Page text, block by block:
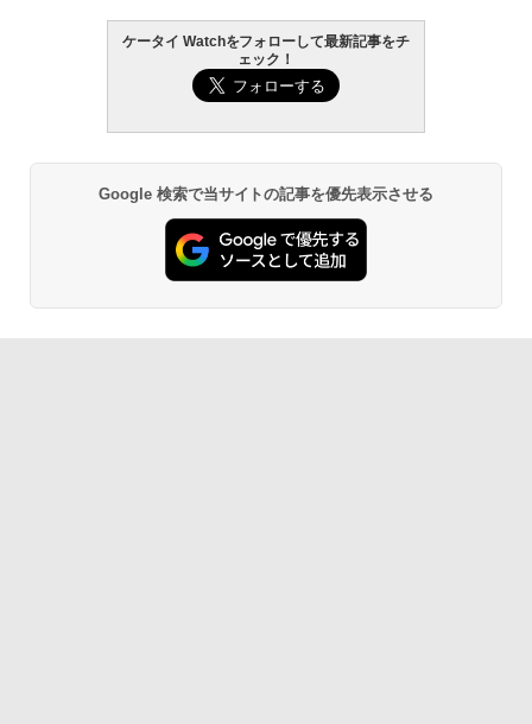
ケータイ Watchをフォローして最新記事をチ
ェック！
Google 検索で当サイトの記事を優先表示させる